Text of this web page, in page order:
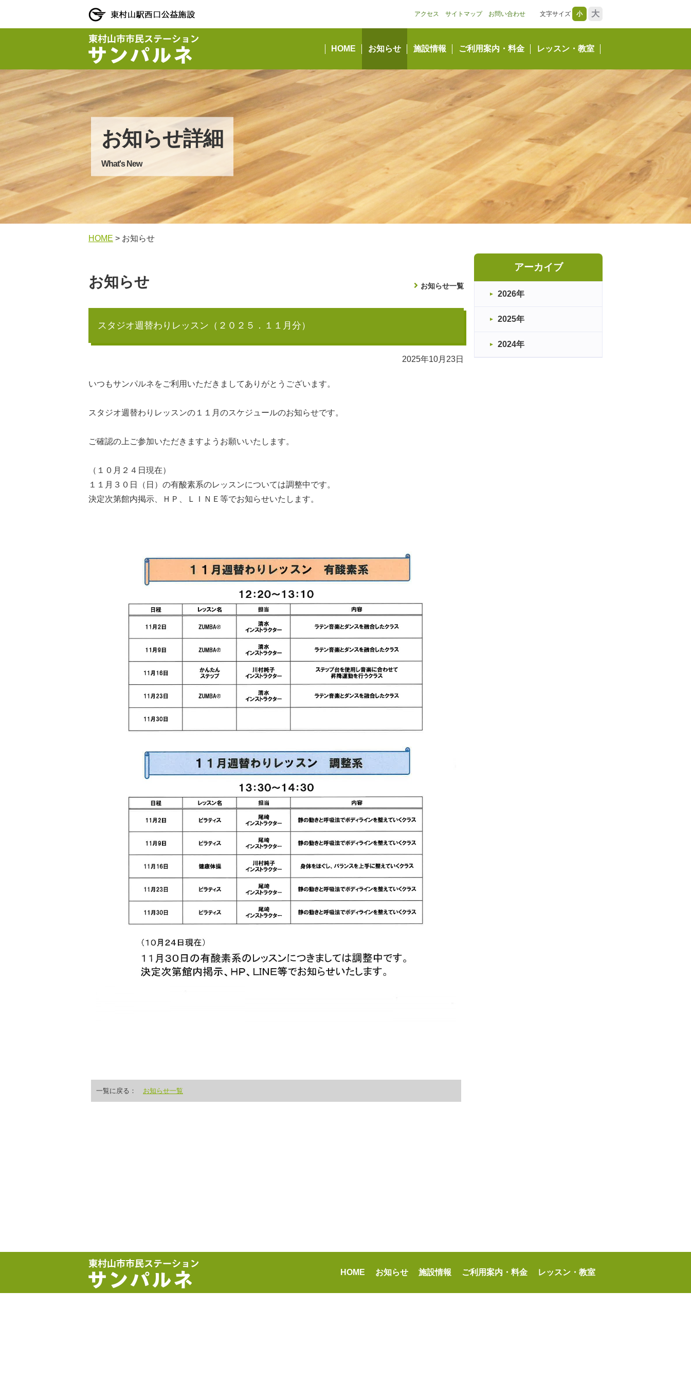
アクセス サイトマップ お問い合わせ
HOME お知らせ 施設情報 ご利用案内・料金 レッスン・教室
文字サイズ 小 大
お知らせ詳細
What's New
HOME > お知らせ
お知らせ お知らせ一覧
スタジオ週替わりレッスン（２０２５．１１月分）
2025年10月23日
いつもサンパルネをご利用いただきましてありがとうございます。
スタジオ週替わりレッスンの１１月のスケジュールのお知らせです。
ご確認の上ご参加いただきますようお願いいたします。
（１０月２４日現在）
１１月３０日（日）の有酸素系のレッスンについては調整中です。
決定次第館内掲示、ＨＰ、ＬＩＮＥ等でお知らせいたします。
一覧に戻る： お知らせ一覧
アーカイブ
2026年
2025年
2024年
HOME お知らせ 施設情報 ご利用案内・料金 レッスン・教室